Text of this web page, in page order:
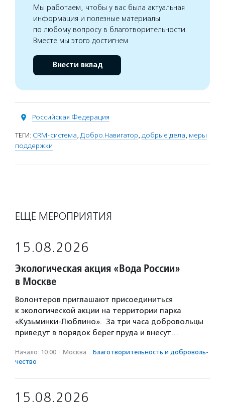
Мы работаем, чтобы у вас была актуальная
информация и полезные материалы
по любому вопросу в благотворительности.
Вместе мы этого достигнем
Внести вклад
Российская Федерация
ТЕГИ: CRM-система, Добро.Навигатор, добрые дела, меры
поддержки
ЕЩЁ МЕРОПРИЯТИЯ
15.08.2026
Экологическая акция «Вода России»
в Москве
Волонтеров приглашают присоединиться
к экологической акции на территории парка
«Кузьминки-Люблино». За три часа добровольцы
приведут в порядок берег пруда и внесут…
Начало: 10:00 · Москва · Благотвори­тель­ность и доброволь­
чест­во
15.08.2026